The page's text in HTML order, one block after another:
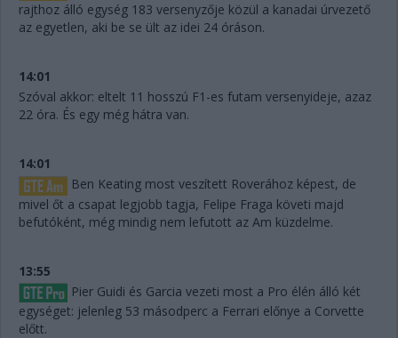
rajthoz álló egység 183 versenyzője közül a kanadai úrvezető
az egyetlen, aki be se ült az idei 24 óráson.
14:01
Szóval akkor: eltelt 11 hosszú F1-es futam versenyideje, azaz
22 óra. És egy még hátra van.
14:01
Ben Keating most veszített Roverához képest, de
mivel őt a csapat legjobb tagja, Felipe Fraga követi majd
befutóként, még mindig nem lefutott az Am küzdelme.
13:55
Pier Guidi és Garcia vezeti most a Pro élén álló két
egységet: jelenleg 53 másodperc a Ferrari előnye a Corvette
előtt.